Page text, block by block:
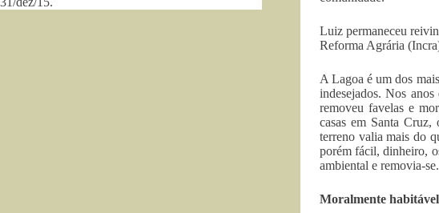
Luiz permaneceu
Reforma Agrária
A Lagoa é um dos
indesejados. Nos
removeu favelas e
casas em Santa
terreno valia mais do
porém fácil, dinheiro,
ambiental e removia-
Moralmente habitável